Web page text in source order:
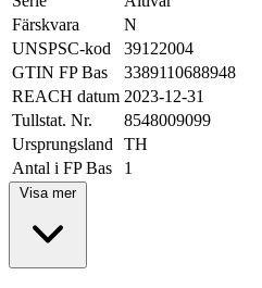
Färskvara
N
UNSPSC-kod
39122004
GTIN FP Bas
3389110688948
REACH datum 2023-12-31
Tullstat. Nr.
8548009099
Ursprungsland
TH
Antal i FP Bas
1
Visa mer